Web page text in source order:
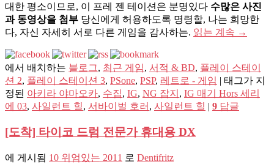
대한 평소이므로, 이 프레 젠 테이션은 분명있다 수많은 사진
과 동영상을 첨부 당신에게 허용하도록 명령할, 나는 희망한
다, 자신 자세히 서로 다른 게임을 감사하는. 읽는 계속 →
에서 배치하는 블로그, 최근 게임, 서적 & BD, 플레이 스테이
션 2, 플레이 스테이션 3, PSone, PSP, 레트로 - 게임 | 태그가 지
정된 아키라 야마오카, 수집, IG, NG 잡지 , IG 매기 Hors 세리
에 03, 사일런트 힐, 서바이벌 호러 , 사일런트 힐 | 9 답글
[도착] 타이코 드럼 전문가 휴대용 DX
에 게시됨 10 위엄있는 2011 로 Dentifritz